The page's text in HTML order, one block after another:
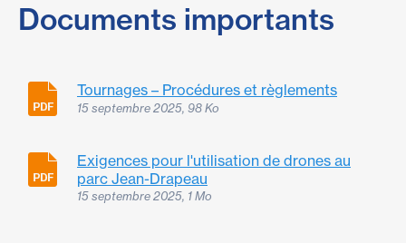
Documents importants
Tournages – Procédures et règlements
15 septembre 2025, 98 Ko
Exigences pour l'utilisation de drones au
parc Jean-Drapeau
15 septembre 2025, 1 Mo